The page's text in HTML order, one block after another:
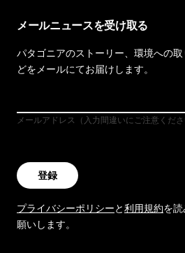
メールニュースを受け取る
パタゴニアのストーリー、環境への
どをメールにてお届けします。
メールアドレス（入力間違いにご注意くださ
登録
プライバシーポリシーと利用規約を
願いします。